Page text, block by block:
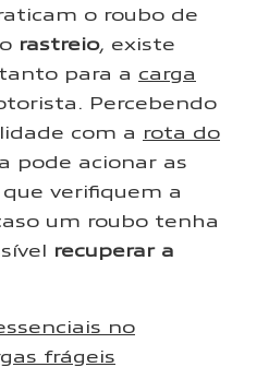
o roubo de
rastreio, existe
para a carga
Percebendo
com a rota do
pode acionar as
verifiquem a
um roubo tenha
recuperar a
no
frágeis